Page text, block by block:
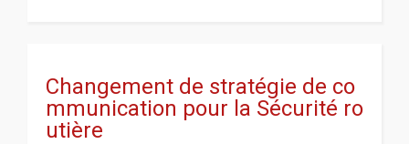
Changement de stratégie de co
mmunication pour la Sécurité ro
utière